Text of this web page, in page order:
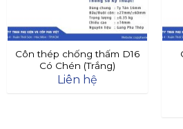
Côn thép chống thấm D16
Có Chén (Trắng)
Liên hệ